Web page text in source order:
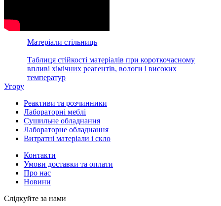
Матеріали стільниць
Таблиця стійкості матеріалів при короткочасному
впливі хімічних реагентів, вологи і високих
температур
Угору
Реактиви та розчинники
Лабораторні меблі
Сушильне обладнання
Лабораторне обладнання
Витратні матеріали і скло
Контакти
Умови доставки та оплати
Про нас
Новини
Слідкуйте за нами